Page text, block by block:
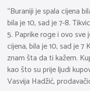
“Buraniji je spala cijena
bila je 10, sad je 7-8.
5. Paprike roge i ovo
cijena, bila je 10, sad je 7
znam šta da ti kažem.
kao što su prije ljudi
Vasvija Hadžić,